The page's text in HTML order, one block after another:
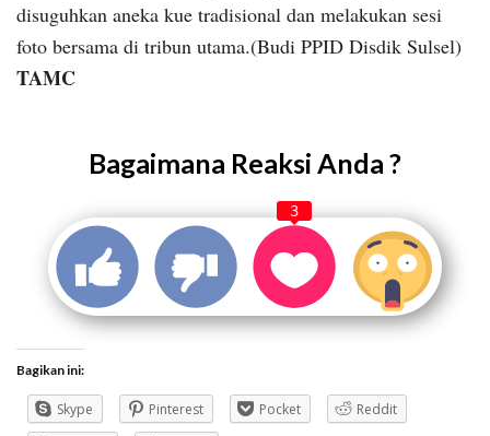
disuguhkan aneka kue tradisional dan melakukan sesi
foto bersama di tribun utama.(Budi PPID Disdik Sulsel)
TAMC
Bagaimana Reaksi Anda ?
3
Bagikan ini:
Skype Pinterest Pocket
Reddit